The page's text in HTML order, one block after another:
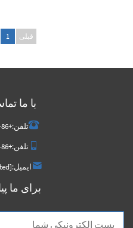
قبلی 1
با ما
تلفن:+86-18917994375
تلفن:+86-18917994375
ایمیل:[email protected]
برای ما